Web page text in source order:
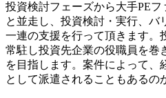
投資検討フェーズから大手PE
と並走し、投資検討・実行、バ
一連の支援を行って頂きます。
常駐し投資先企業の役職員を巻
を目指します。案件によって、
として派遣されることもあるの